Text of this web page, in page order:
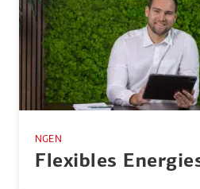
NGEN
Flexibles